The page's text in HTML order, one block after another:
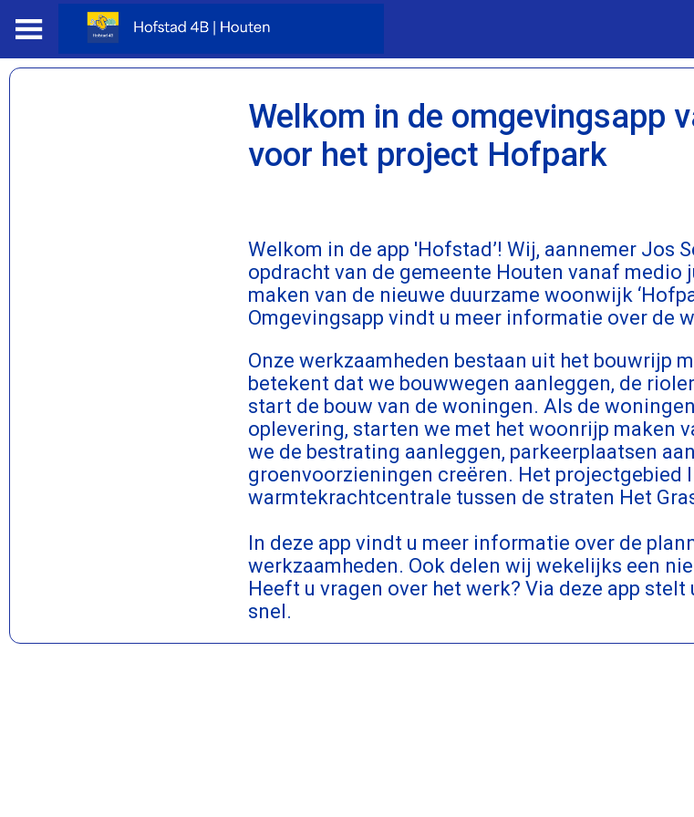
Welkom in de omgevingsapp
voor het project Hofpark
Welkom in de app 'Hofstad’! Wij, aannemer Jos
opdracht van de gemeente Houten vanaf medio
maken van de nieuwe duurzame woonwijk
Omgevingsapp vindt u meer informatie over de
Onze werkzaamheden bestaan uit het bouwrijp
betekent dat we bouwwegen aanleggen, de
start de bouw van de woningen. Als de
oplevering, starten we met het woonrijp maken
we de bestrating aanleggen, parkeerplaatsen
groenvoorzieningen creëren. Het projectgebied
warmtekrachtcentrale tussen de straten Het
In deze app vindt u meer informatie over de
werkzaamheden. Ook delen wij wekelijks een
Heeft u vragen over het werk? Via deze app
snel.